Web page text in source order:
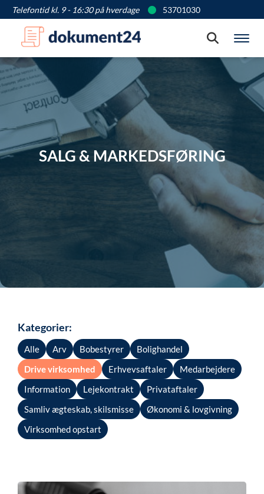
Telefontid kl. 9 - 16:30 på hverdage 53701030
Vis
Søg
SALG & MARKEDSFØRING
Kategorier:
Alle Arv Bobestyrer
Bolighandel
Drive virksomhed
Erhvevsaftaler
Medarbejdere
Information
Lejekontrakt
Privataftaler
Samliv ægteskab, skilsmisse
Økonomi & lovgivning
Virksomhed opstart